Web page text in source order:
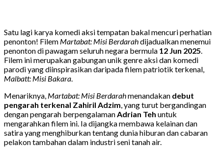
Satu lagi karya komedi aksi tempatan bakal mencuri perhatian
penonton! Filem Martabat: Misi Berdarahdijadualkan menemui
penonton di pawagam seluruh negara bermula 12 Jun 2025
Filem ini merupakan gabungan unik genre aksi dan komedi
parodi yang diinspirasikan daripada filem patriotik terkenal,
Malbatt: Misi Bakara
Menariknya, Martabat: Misi Berdarahmenandakan debut
pengarah terkenal Zahiril Adzim , yang turut bergandingan
dengan pengarah berpengalaman Adrian Teh untuk
mengarahkan filem ini. Ia dijangka membawa kelainan dan
satira yang menghiburkan tentang dunia hiburan dan cabaran
pelakon tambahan dalam industri seni tanah air.